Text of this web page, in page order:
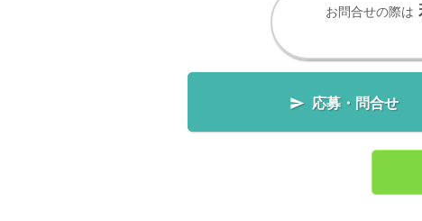
お問合せの際は
 応募・問合せ